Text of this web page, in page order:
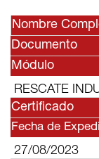
Nombre
Documento
Módulo
RESCATE
Certificado
Fecha de
27/08/2023